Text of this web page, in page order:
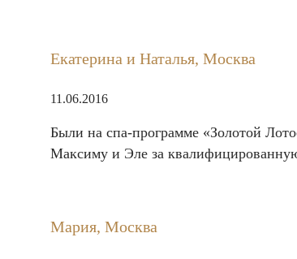
Екатерина и Наталья, Москва
11.06.2016
Были на спа-программе «Золотой
Максиму и Эле за
Мария, Москва